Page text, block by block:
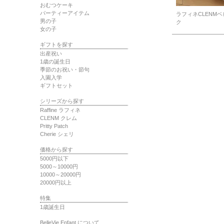
おむつケーキ
パーティーアイテム
男の子
女の子
ギフトを探す
出産祝い
1歳の誕生日
季節のお祝い・節句
入園入学
ギフトセット
シリーズから探す
Raffine ラフィネ
CLENM クレム
Pritty Patch
Cherie シェリ
価格から探す
5000円以下
5000～10000円
10000～20000円
20000円以上
特集
1歳誕生日
BelleVie Enfant について
ラフィネCLENMベ
ク